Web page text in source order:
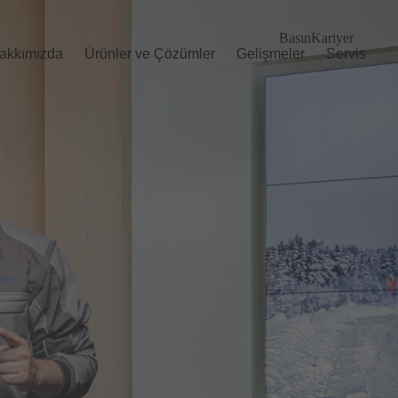
Ürünler ve Çözümler Gelişmeler Servis
BasınKariyer